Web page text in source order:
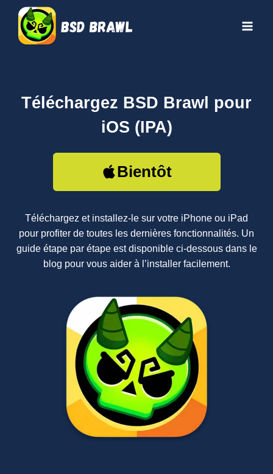
contenu
Téléchargez BSD Brawl pour
iOS (IPA)
Bientôt
Téléchargez et installez-le sur votre iPhone ou iPad
pour profiter de toutes les dernières fonctionnalités. Un
guide étape par étape est disponible ci-dessous dans le
blog pour vous aider à l’installer facilement.